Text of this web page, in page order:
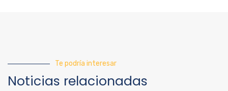
Te podría interesar
Noticias relacionadas